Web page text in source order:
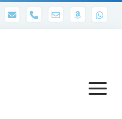
phone
Menü
öffnen